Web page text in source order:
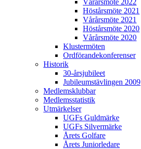
Vårårsmöte 2022
Höstårsmöte 2021
Vårårsmöte 2021
Höstårsmöte 2020
Vårårsmöte 2020
Klustermöten
Ordförandekonferenser
Historik
30-årsjubileet
Jubileumstävlingen 2009
Medlemsklubbar
Medlemsstatistik
Utmärkelser
UGFs Guldmärke
UGFs Silvermärke
Årets Golfare
Årets Juniorledare